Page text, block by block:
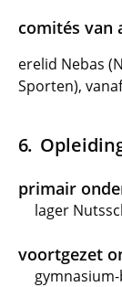
comités van
erelid Nebas
Sporten),
primair
lager
voortgezet